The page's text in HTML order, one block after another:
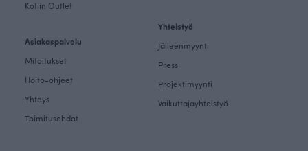
Kotiin Outlet
Asiakaspalvelu
Mitoitukset
Hoito-ohjeet
Yhteys
Toimitusehdot
Yhteistyö
Jälleenmyynti
Press
Projektimyynti
Vaikuttajayhteistyö